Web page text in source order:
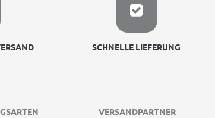
SCHNELLE LIEFERUNG
VERSANDPARTNER